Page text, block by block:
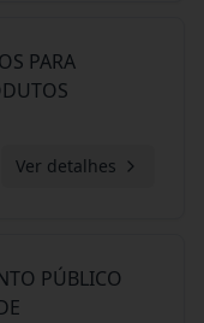
PARA
Ver detalhes
PÚBLICO